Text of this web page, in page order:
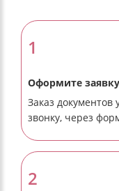
1
Оформите заявку
Заказ
звонку, через
2